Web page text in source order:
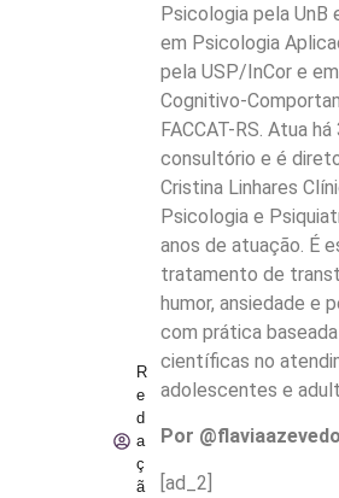
R
e
d
a
ç
ã
Psicologia pela UnB
em Psicologia
pela USP/InCor e
Cognitivo-
FACCAT-RS. Atua
consultório e é
Cristina Linhares
Psicologia e
anos de atuação. É
tratamento de
humor, ansiedade e
com prática
científicas no
adolescentes e
Por
[ad_2]